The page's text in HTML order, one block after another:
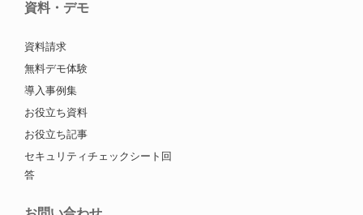
資料・デモ
資料請求
無料デモ体験
導入事例集
お役立ち資料
お役立ち記事
セキュリティチェックシート回
答